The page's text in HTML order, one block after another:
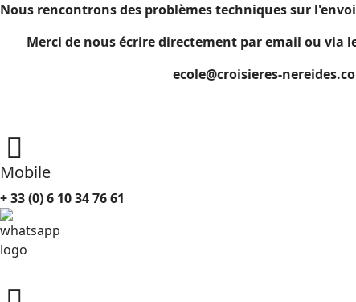
Nous rencontrons des problèmes techniques sur
Merci de nous écrire directement par email ou via
ecole@croisieres-
Mobile
+ 33 (0) 6 10 34 76 61